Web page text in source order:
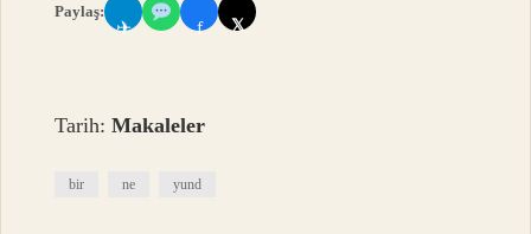
Paylaş:
✈ f 𝕏
Tarih:Makaleler
bir ne yund